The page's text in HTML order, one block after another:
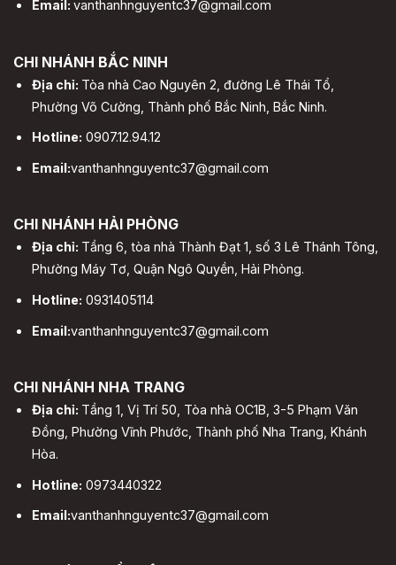
Email: vanthanhnguyentc37@gmail.com
CHI NHÁNH BẮC NINH
Địa chỉ: Tòa nhà Cao Nguyên 2, đường Lê Thái Tổ,
Phường Võ Cường, Thành phố Bắc Ninh, Bắc Ninh.
Hotline: 0907.12.94.12
Email:vanthanhnguyentc37@gmail.com
CHI NHÁNH HẢI PHÒNG
Địa chỉ: Tầng 6, tòa nhà Thành Đạt 1, số 3 Lê Thánh Tông,
Phường Máy Tơ, Quận Ngô Quyền, Hải Phòng.
Hotline: 0931405114
Email:vanthanhnguyentc37@gmail.com
CHI NHÁNH NHA TRANG
Địa chỉ: Tầng 1, Vị Trí 50, Tòa nhà OC1B, 3-5 Phạm Văn
Đồng, Phường Vĩnh Phước, Thành phố Nha Trang, Khánh
Hòa.
Hotline: 0973440322
Email:vanthanhnguyentc37@gmail.com